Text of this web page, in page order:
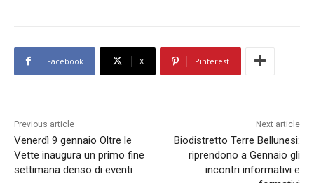
Facebook X Pinterest
Previous article
Venerdì 9 gennaio Oltre le
Vette inaugura un primo fine
settimana denso di eventi
Next article
Biodistretto Terre Bellunesi:
riprendono a Gennaio gli
incontri informativi e